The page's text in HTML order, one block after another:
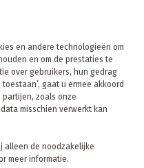
en andere technologieën om
en om de prestaties te
over gebruikers, hun gedrag
gaat u ermee akkoord
zoals onze
misschien verwerkt kan
alleen de noodzakelijke
meer informatie.
CONTACT
de Fritom Group